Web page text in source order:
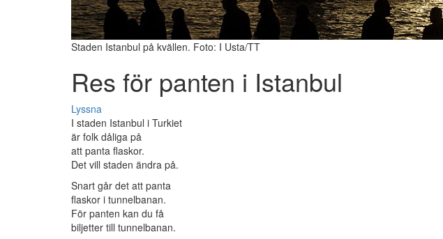
Staden Istanbul på kvällen. Foto: I Usta/TT
Res för panten i Istanbul
Lyssna
I staden Istanbul i Turkiet
är folk dåliga på
att panta flaskor.
Det vill staden ändra på.
Snart går det att panta
flaskor i tunnelbanan.
För panten kan du få
biljetter till tunnelbanan.